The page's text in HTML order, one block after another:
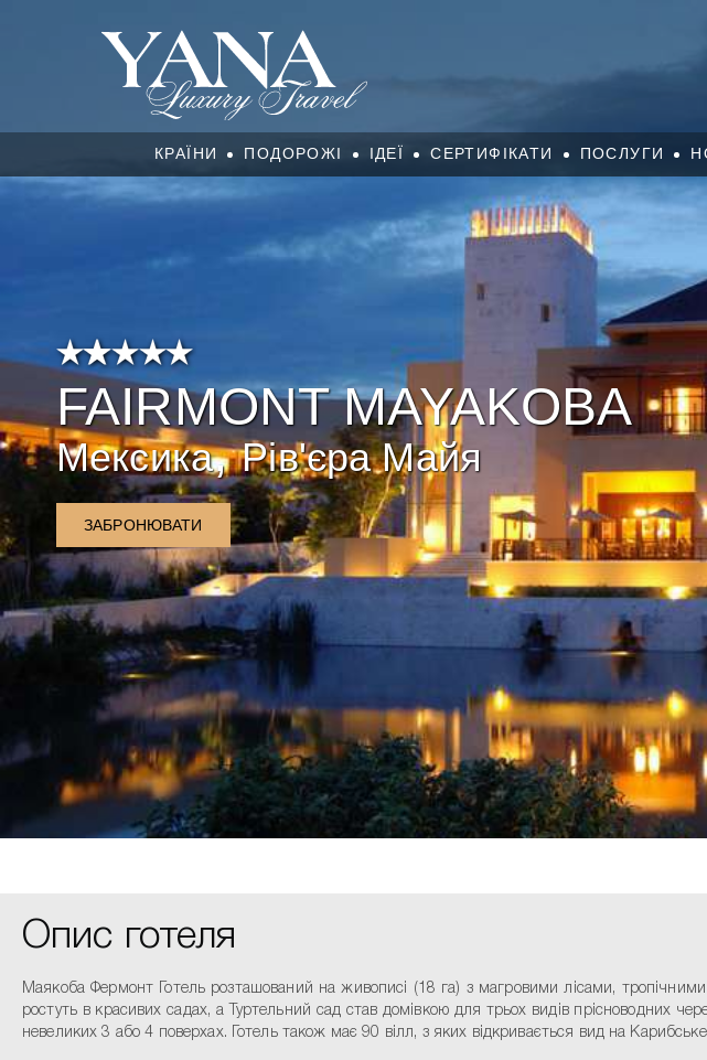
КРАЇНИ ПОДОРОЖІ ІДЕЇ СЕРТИФІКАТИ ПОСЛУГИ
FAIRMONT MAYAKOBA
Мексика,Рів'єра Майя
ЗАБРОНЮВАТИ
Опис готеля
Маякоба Фермонт Готель розташований на живописі (18 га) з магровими лісами,
ростуть в красивих садах, а Туртельний сад став домівкою для трьох видів прісноводних
невеликих 3 або 4 поверхах. Готель також має 90 вілл, з яких відкривається вид на